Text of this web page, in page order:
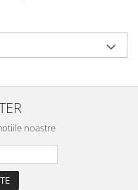
noastre